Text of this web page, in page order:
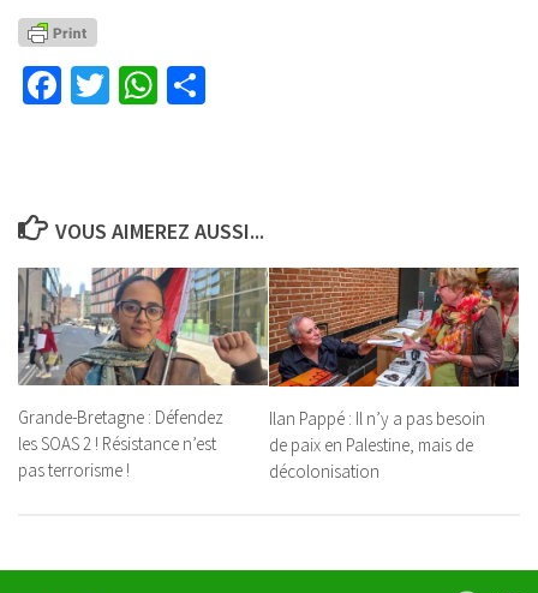
Facebook
TwitterWhatsApp
VOUS AIMEREZ AUSSI...
Grande-Bretagne : Défendez
les SOAS 2 ! Résistance n’est
pas terrorisme !
Ilan Pappé : Il n’y a pas besoin
de paix en Palestine, mais de
décolonisation